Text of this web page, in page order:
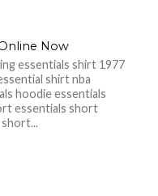
Now
essentials shirt 1977
shirt nba
hoodie essentials
essentials short